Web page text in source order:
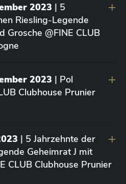
2023 | 5
Riesling-Legende
Grosche @FINE CLUB
2023 | Pol
Clubhouse Prunier
| 5 Jahrzehnte der
Geheimrat J mit
CLUB Clubhouse Prunier